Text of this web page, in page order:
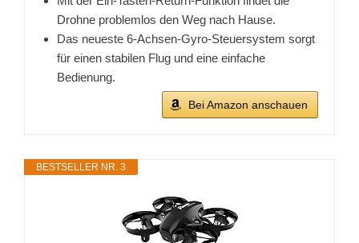
Drohne problemlos den Weg nach Hause.
Das neueste 6-Achsen-Gyro-Steuersystem sorgt
für einen stabilen Flug und eine einfache
Bedienung.
Bei Amazon anschauen
BESTSELLER NR. 3